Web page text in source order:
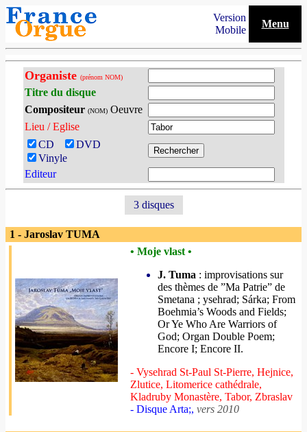
Version
Mobile
Menu
Organiste (prénom NOM)
Titre du disque
Compositeur (NOM)Oeuvre
Lieu / Eglise
CD
DVD
Vinyle
Editeur
3 disques
1 - Jaroslav TUMA
• Moje vlast •
J. Tuma : improvisations sur
des thèmes de ”Ma Patrie” de
Smetana ; ysehrad; Sárka; From
Boehmia’s Woods and Fields;
Or Ye Who Are Warriors of
God; Organ Double Poem;
Encore I; Encore II.
- Vysehrad St-Paul St-Pierre, Hejnice,
Zlutice, Litomerice cathédrale,
Kladruby Monastère, Tabor, Zbraslav
- Disque Arta;, vers 2010